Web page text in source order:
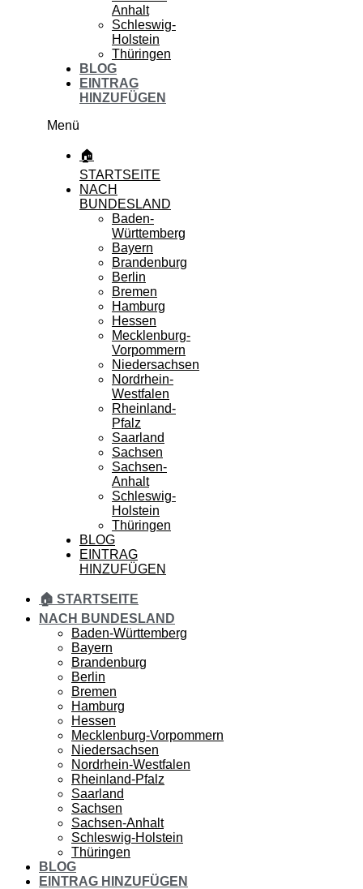
Anhalt
Schleswig-
Holstein
Thüringen
BLOG
EINTRAG
HINZUFÜGEN
Menü
🏠
STARTSEITE
NACH
BUNDESLAND
Baden-
Württemberg
Bayern
Brandenburg
Berlin
Bremen
Hamburg
Hessen
Mecklenburg-
Vorpommern
Niedersachsen
Nordrhein-
Westfalen
Rheinland-
Pfalz
Saarland
Sachsen
Sachsen-
Anhalt
Schleswig-
Holstein
Thüringen
BLOG
EINTRAG
HINZUFÜGEN
🏠 STARTSEITE
NACH BUNDESLAND
Baden-Württemberg
Bayern
Brandenburg
Berlin
Bremen
Hamburg
Hessen
Mecklenburg-Vorpommern
Niedersachsen
Nordrhein-Westfalen
Rheinland-Pfalz
Saarland
Sachsen
Sachsen-Anhalt
Schleswig-Holstein
Thüringen
BLOG
EINTRAG HINZUFÜGEN